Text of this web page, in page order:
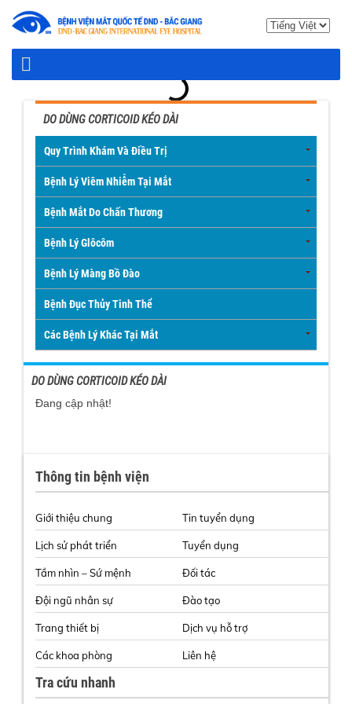
DO DÙNG CORTICOID KÉO DÀI
Quy Trình Khám Và Điều Trị
Bệnh Lý Viêm Nhiễm Tại Mắt
Bệnh Mắt Do Chấn Thương
Bệnh Lý Glôcôm
Bệnh Lý Màng Bồ Đào
Bệnh Đục Thủy Tinh Thể
Các Bệnh Lý Khác Tại Mắt
DO DÙNG CORTICOID KÉO DÀI
Đang cập nhật!
Thông tin bệnh viện
Giới thiệu chung
Lịch sử phát triển
Tầm nhìn – Sứ mệnh
Đội ngũ nhân sự
Trang thiết bị
Các khoa phòng
Tin tuyển dụng
Tuyển dụng
Đối tác
Đào tạo
Dịch vụ hỗ trợ
Liên hệ
Tra cứu nhanh